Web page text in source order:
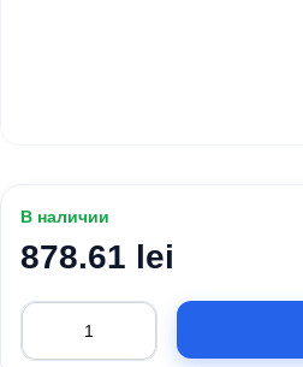
В наличии
878.61 lei